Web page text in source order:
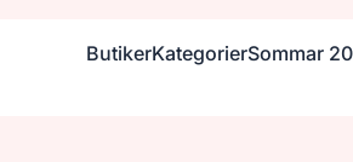
ButikerKategorierSommar